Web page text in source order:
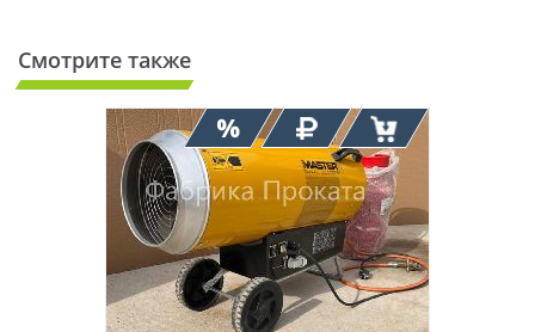
Смотрите также